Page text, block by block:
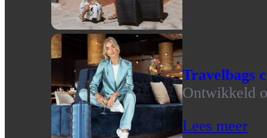
Travelbags
Ontwikkeld
Lees meer